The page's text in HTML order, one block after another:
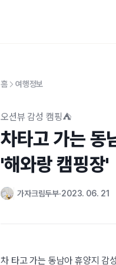
홈 여행정보
오션뷰 감성 캠핑⛺
차타고 가는 동
'해와랑 캠핑장'
가자크림두부 2023. 06. 21
차 타고 가는 동남아 휴양지 감